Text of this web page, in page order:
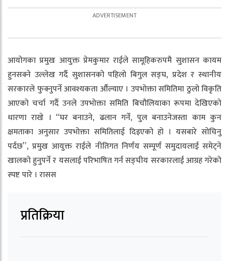
आयोगका प्रमुख आयुक्त प्रेमकुमार राईले सामूहिकरुपमै सुशासन कायम
हुनसक्ने उल्लेख गर्दै सुशासनको पहिलो बिगुल सङ्घ, प्रदेश र स्थानीय
सरकारले फुक्नुपर्ने आवश्यकता औँल्याए । उपभोक्ता समितिमा ठुलो विकृति
आएको चर्चा गर्दै उनले उपभोक्ता समिति बिचौलियाका रूपमा देखिएको
धारणा राखे । “घर बनाउने, ढलान गर्ने, पुल बनाउनेजस्ता काम कुन
क्षमताका अनुसार उपभोक्ता समितिलाई दिइएको हो । यसबारे सोचिनु
पर्दछ”, प्रमुख आयुक्त राईले नीतिगत निर्णय सम्पूर्ण समुदायलाई समेट्ने
खालको हुनुपर्ने र यसलाई परिभाषित गर्न सङ्घीय सरकारलाई आग्रह गरेको
स्पष्ट पारे । रासस
प्रतिक्रिया